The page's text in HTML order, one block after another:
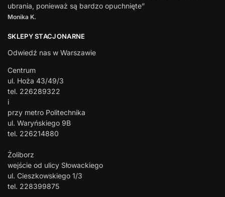
ubrania, ponieważ są bardzo opuchnięte”
Monika K.
SKLEPY STACJONARNE
Odwiedź nas w Warszawie
Centrum
ul. Hoża 43/49/3
tel. 226289322
i
przy metro Politechnika
ul. Waryńskiego 9B
tel. 226214880
Żoliborz
wejście od ulicy Słowackiego
ul. Cieszkowskiego 1/3
tel. 228399875